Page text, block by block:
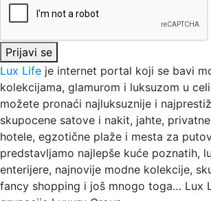
Prijavi se
Lux Life je internet portal koji se bavi
kolekcijama, glamurom i luksuzom u
možete pronaći najluksuznije i
skupocene satove i nakit, jahte,
hotele, egzotične plaže i mesta za
predstavljamo najlepše kuće poznatih,
enterijere, najnovije modne kolekcije,
fancy shopping i još mnogo toga… Lux